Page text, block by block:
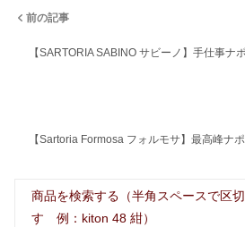
前の記事
【SARTORIA SABINO サビーノ】手仕事ナ
【Sartoria Formosa フォルモサ】最高峰ナ
商品を検索する（半角スペースで区
す 例：kiton 48 紺）